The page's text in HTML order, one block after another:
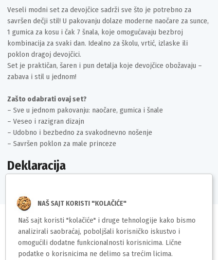
Veseli modni set za devojčice sadrži sve što je potrebno za
savršen dečji stil! U pakovanju dolaze moderne naočare za sunce,
1 gumica za kosu i čak 7 šnala, koje omogućavaju bezbroj
kombinacija za svaki dan. Idealno za školu, vrtić, izlaske ili
poklon dragoj devojčici.
Set je praktičan, šaren i pun detalja koje devojčice obožavaju –
zabava i stil u jednom!
Zašto odabrati ovaj set?
– Sve u jednom pakovanju: naočare, gumica i šnale
– Veseo i razigran dizajn
– Udobno i bezbedno za svakodnevno nošenje
– Savršen poklon za male princeze
Deklaracija
Slični proizvodi
NAŠ SAJT KORISTI "KOLAČIĆE"
Naš sajt koristi "kolačiće" i druge tehnologije kako bismo
analizirali saobraćaj, poboljšali korisničko iskustvo i
omogućili dodatne funkcionalnosti korisnicima. Lične
podatke o korisnicima ne delimo sa trećim licima.